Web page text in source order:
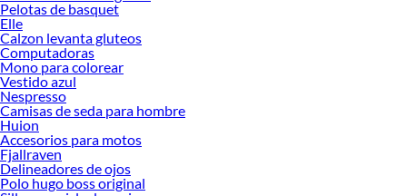
Pelotas de basquet
Elle
Calzon levanta gluteos
Computadoras
Mono para colorear
Vestido azul
Nespresso
Camisas de seda para hombre
Huion
Accesorios para motos
Fjallraven
Delineadores de ojos
Polo hugo boss original